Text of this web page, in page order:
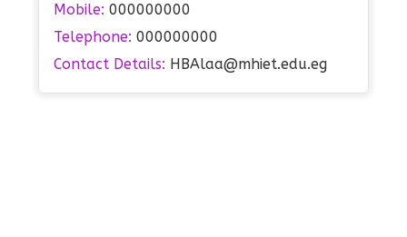
Mobile: 000000000
Telephone: 000000000
Contact Details: HBAlaa@mhiet.edu.eg